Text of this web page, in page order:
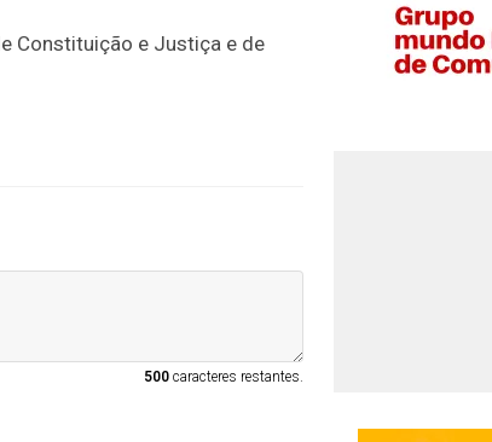
Constituição e Justiça e de
500caracteres restantes.